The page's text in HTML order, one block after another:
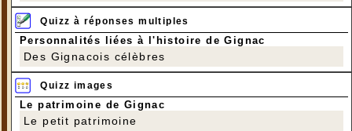
Quizz à réponses multiples
Personnalités liées à l'histoire de Gignac
Des Gignacois célèbres
Quizz images
Le patrimoine de Gignac
Le petit patrimoine